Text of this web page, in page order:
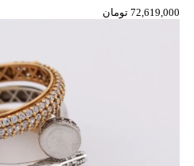
72,619,000 تومان